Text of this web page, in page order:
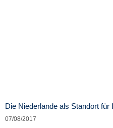
Die Niederlande als Standort für
07/08/2017